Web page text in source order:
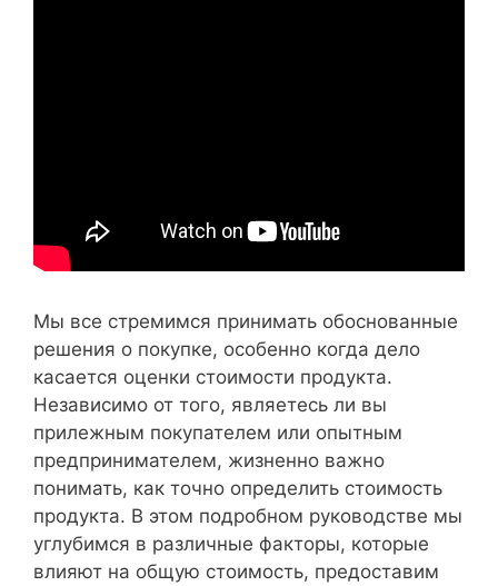
Мы все стремимся принимать обоснованные
решения о покупке, особенно когда дело
касается оценки стоимости продукта.
Независимо от того, являетесь ли вы
прилежным покупателем или опытным
предпринимателем, жизненно важно
понимать, как точно определить стоимость
продукта. В этом подробном руководстве мы
углубимся в различные факторы, которые
влияют на общую стоимость, предоставим